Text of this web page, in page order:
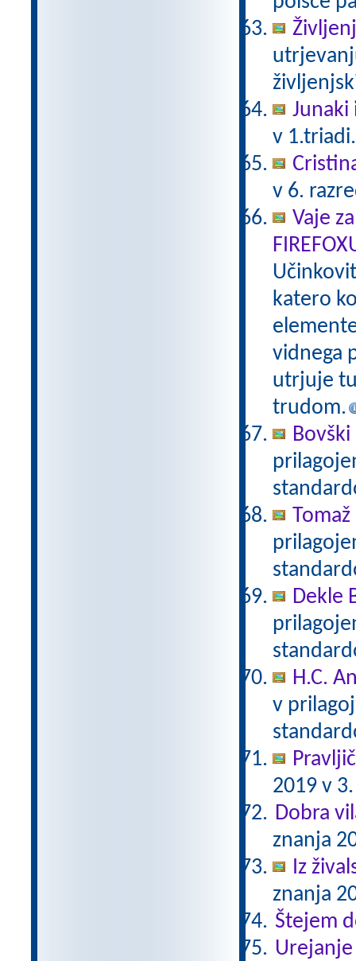
Junaki
v
v 6.
Vaje
katero
vidnega
utrjuje
trudom.
Dekle
H.C.
v
2019 v
Dobra
znanja
Iz
znanja
Štejem